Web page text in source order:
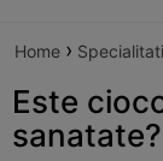
Home › Specialitati
Este
sanatate?